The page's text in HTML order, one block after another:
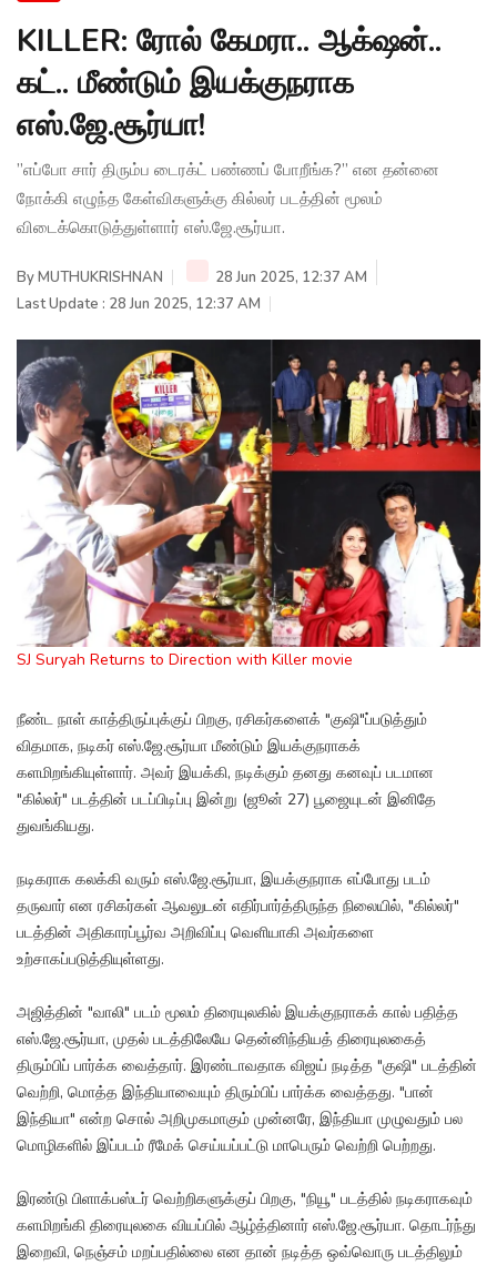
KILLER: ரோல் கேமரா.. ஆக்‌ஷன்..
கட்.. மீண்டும் இயக்குநராக
எஸ்.ஜே.சூர்யா!
”எப்போ சார் திரும்ப டைரக்ட் பண்ணப் போறீங்க?” என தன்னை
நோக்கி எழுந்த கேள்விகளுக்கு கில்லர் படத்தின் மூலம்
விடைக்கொடுத்துள்ளார் எஸ்.ஜே.சூர்யா.
ByMUTHUKRISHNAN
28 Jun 2025, 12:37 AM
Last Update : 28 Jun 2025, 12:37 AM
SJ Suryah Returns to Direction with Killer movie
நீண்ட நாள் காத்திருப்புக்குப் பிறகு, ரசிகர்களைக் "குஷி"ப்படுத்தும்
விதமாக, நடிகர் எஸ்.ஜே.சூர்யா மீண்டும் இயக்குநராகக்
களமிறங்கியுள்ளார். அவர் இயக்கி, நடிக்கும் தனது கனவுப் படமான
"கில்லர்" படத்தின் படப்பிடிப்பு இன்று (ஜூன் 27) பூஜையுடன் இனிதே
துவங்கியது.
நடிகராக கலக்கி வரும் எஸ்.ஜே.சூர்யா, இயக்குநராக எப்போது படம்
தருவார் என ரசிகர்கள் ஆவலுடன் எதிர்பார்த்திருந்த நிலையில், "கில்லர்"
படத்தின் அதிகாரப்பூர்வ அறிவிப்பு வெளியாகி அவர்களை
உற்சாகப்படுத்தியுள்ளது.
அஜித்தின் "வாலி" படம் மூலம் திரையுலகில் இயக்குநராகக் கால் பதித்த
எஸ்.ஜே.சூர்யா, முதல் படத்திலேயே தென்னிந்தியத் திரையுலகைத்
திரும்பிப் பார்க்க வைத்தார். இரண்டாவதாக விஜய் நடித்த "குஷி" படத்தின்
வெற்றி, மொத்த இந்தியாவையும் திரும்பிப் பார்க்க வைத்தது. "பான்
இந்தியா" என்ற சொல் அறிமுகமாகும் முன்னரே, இந்தியா முழுவதும் பல
மொழிகளில் இப்படம் ரீமேக் செய்யப்பட்டு மாபெரும் வெற்றி பெற்றது.
இரண்டு பிளாக்பஸ்டர் வெற்றிகளுக்குப் பிறகு, "நியூ" படத்தில் நடிகராகவும்
களமிறங்கி திரையுலகை வியப்பில் ஆழ்த்தினார் எஸ்.ஜே.சூர்யா. தொடர்ந்து
இறைவி, நெஞ்சம் மறப்பதில்லை என தான் நடித்த ஒவ்வொரு படத்திலும்